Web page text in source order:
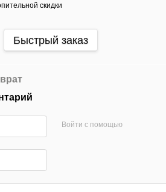
скидки
Быстрый заказ
Войти с помощью